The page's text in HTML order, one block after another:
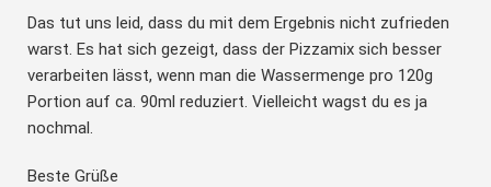
Das tut uns leid, dass du mit dem Ergebnis nicht zufrieden
warst. Es hat sich gezeigt, dass der Pizzamix sich besser
verarbeiten lässt, wenn man die Wassermenge pro 120g
Portion auf ca. 90ml reduziert. Vielleicht wagst du es ja
nochmal.
Beste Grüße